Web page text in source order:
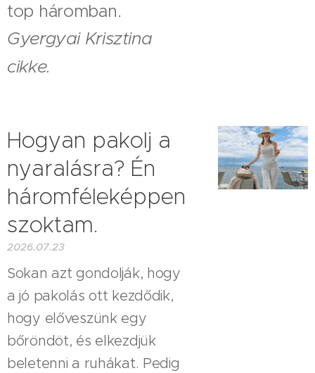
top háromban.
Gyergyai Krisztina
cikke.
Hogyan pakolj a
nyaralásra? Én
háromféleképpen
szoktam.
2026.07.23
Sokan azt gondolják, hogy
a jó pakolás ott kezdődik,
hogy előveszünk egy
bőröndöt, és elkezdjük
beletenni a ruhákat. Pedig